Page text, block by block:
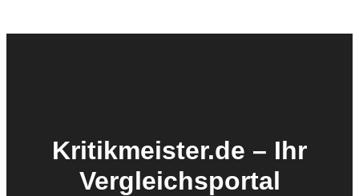
Kritikmeister.de – Ihr
Vergleichsportal